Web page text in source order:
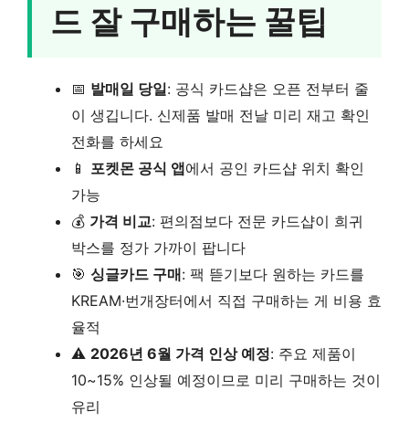
드 잘 구매하는 꿀팁
📅 발매일 당일: 공식 카드샵은 오픈 전부터 줄
이 생깁니다. 신제품 발매 전날 미리 재고 확인
전화를 하세요
📱 포켓몬 공식 앱에서 공인 카드샵 위치 확인
가능
💰 가격 비교: 편의점보다 전문 카드샵이 희귀
박스를 정가 가까이 팝니다
🎯 싱글카드 구매: 팩 뜯기보다 원하는 카드를
KREAM·번개장터에서 직접 구매하는 게 비용 효
율적
⚠️ 2026년 6월 가격 인상 예정: 주요 제품이
10~15% 인상될 예정이므로 미리 구매하는 것이
유리